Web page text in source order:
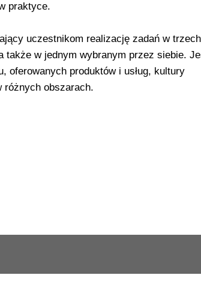
praktyce.
uczestnikom realizację zadań w trzech
także w jednym wybranym przez siebie.
oferowanych produktów i usług, kultury
różnych obszarach.